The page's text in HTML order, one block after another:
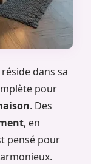
dans sa
pour
. Des
, en
pensé pour